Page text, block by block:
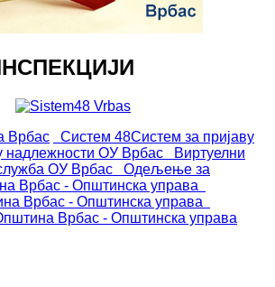
Врбас Систем 48Систем за пријаву
надлежности ОУ Врбас
Виртуелни
ОУ Врбас
Одељење за
Врбас - Општинска управа
Врбас - Општинска управа
Врбас - Општинска управа